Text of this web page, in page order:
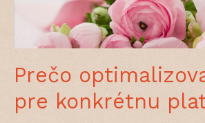
Prečo
pre konkrétnu